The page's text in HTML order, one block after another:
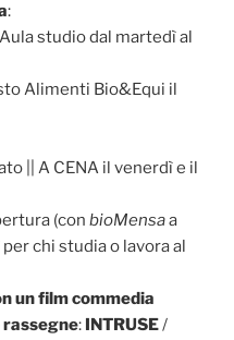
:
studio dal martedì al
Alimenti Bio&Equi il
|| A CENA il venerdì e il
(con bioMensaa
chi studia o lavora al
un film commedia
rassegne: INTRUSE/